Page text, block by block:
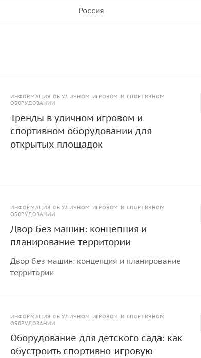
Россия
ИНФОРМАЦИЯ ОБ УЛИЧНОМ ИГРОВОМ И СПОРТИВНОМ
ОБОРУДОВАНИИ
Тренды в уличном игровом и
спортивном оборудовании для
открытых площадок
ИНФОРМАЦИЯ ОБ УЛИЧНОМ ИГРОВОМ И СПОРТИВНОМ
ОБОРУДОВАНИИ
Двор без машин: концепция и
планирование территории
Двор без машин: концепция и планирование
территории
ИНФОРМАЦИЯ ОБ УЛИЧНОМ ИГРОВОМ И СПОРТИВНОМ
ОБОРУДОВАНИИ
Оборудование для детского сада: как
обустроить спортивно-игровую